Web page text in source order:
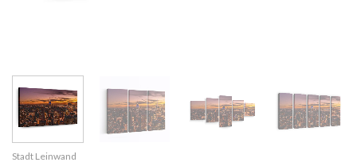
Stadt Leinwand